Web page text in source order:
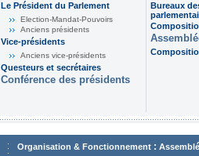
Le Président du Parlement
Election-Mandat-Pouvoirs
Anciens présidents
Vice-présidents
Anciens vice-présidents
Questeurs et secrétaires
Conférence des présidents
Bureaux
Organisation & Fonctionnement :